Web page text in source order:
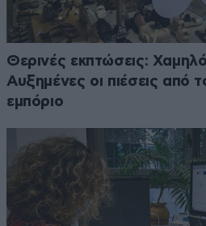
Θερινές εκπτώσεις:
Αυξημένες οι πιέσεις από
εμπόριο